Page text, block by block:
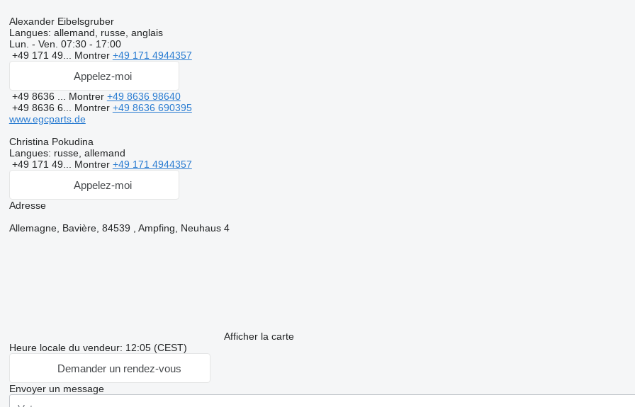
Alexander Eibelsgruber
Langues: allemand, russe, anglais
Lun. - Ven. 07:30 - 17:00
+49 171 49... Montrer +49 171 4944357
Appelez-moi
+49 8636 ... Montrer +49 8636 98640
+49 8636 6... Montrer +49 8636 690395
www.egcparts.de
Christina Pokudina
Langues: russe, allemand
+49 171 49... Montrer +49 171 4944357
Appelez-moi
Adresse
Allemagne, Bavière, 84539 , Ampfing, Neuhaus 4
Afficher la carte
Heure locale du vendeur: 12:05 (CEST)
Demander un rendez-vous
Envoyer un message